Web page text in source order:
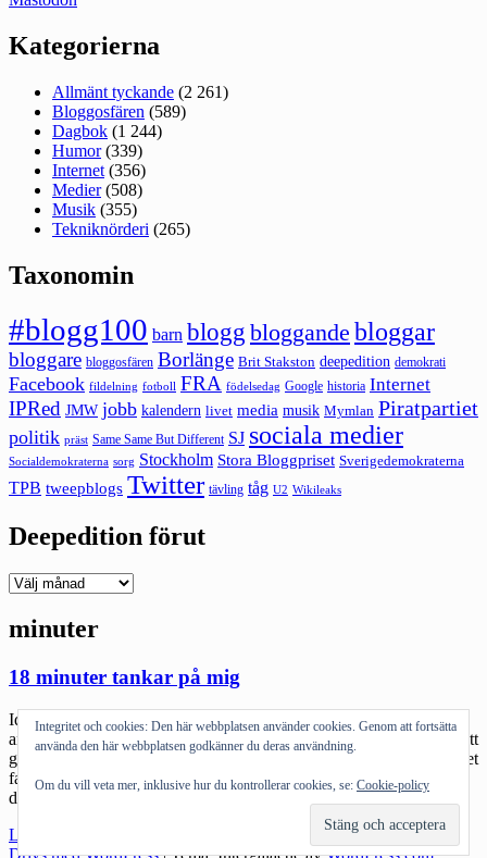
Kategorierna
Allmänt tyckande (2 261)
Bloggosfären (589)
Dagbok (1 244)
Humor(339)
Internet (356)
Medier(508)
Musik (355)
Tekniknörderi (265)
Taxonomin
#blogg100 barn blogg bloggande bloggar
bloggare bloggosfären Borlänge Brit Stakston deepedition demokrati
Facebook fildelning fotboll FRA födelsedag Google historia Internet
IPRed JMW jobb kalendern livet media musik Mymlan Piratpartiet
politik präst Same Same But Different SJ sociala medier
Socialdemokraterna sorg Stockholm Stora Bloggpriset Sverigedemokraterna
TPB tweepblogs Twitter tävling tåg U2 Wikileaks
Deepedition förut
Deepedition
minuter
18 minuter tankar på mig
Idag fyllde jag 43. Det var ganska mycket som en dag som alla
andra och ändå inte. Det har väl inte så mycket med födelsedagen att
göra egentligen – det är ju faktiskt en dag som alla andra förutom det
faktum att så många faktiskt tänker på en. När man inser det så blir
det […]
Läs mer
minuter
Drivs med WordPress |Tema: Intergalactic avWordPress.com.
Integritet och cookies: Den här webbplatsen använder cookies. Genom att fortsätta
använda den här webbplatsen godkänner du deras användning.
Om du vill veta mer, inklusive hur du kontrollerar cookies, se: Cookie-policy